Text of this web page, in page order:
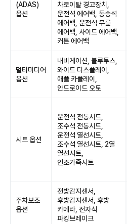
(ADAS)
옵션
차로이탈 경고장치,
운전석 에어백, 동승석
에어백, 운전석 무릎
에어백, 사이드 에어백,
커튼 에어백
멀티미디어
옵션
내비게이션, 블루투스,
와이드 디스플레이,
애플 카플레이,
안드로이드 오토
시트 옵션
운전석 전동시트,
조수석 전동시트,
운전석 열선시트,
조수석 열선시트, 2열
열선시트,
인조가죽시트
주차보조
옵션
전방감지센서,
후방감지센서, 후방
카메라, 전자식
파킹브레이크